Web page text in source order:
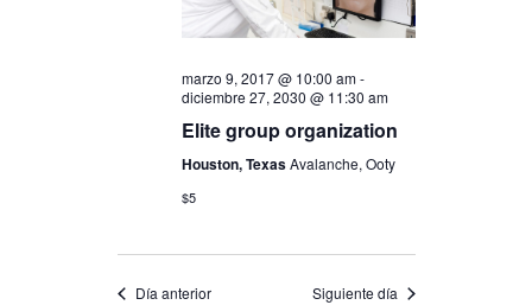
Eventos
marzo 9, 2017 @ 10:00 am-
diciembre 27, 2030 @ 11:30 am
Elite group organization
Houston, TexasAvalanche, Ooty
$5
Día anterior Siguiente día